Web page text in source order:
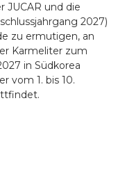
JUCAR und die
2027)
zu ermutigen, an
Karmeliter zum
in Südkorea
vom 1. bis 10.